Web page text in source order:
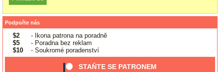
Podpořte nás
$2
- Ikona patrona na poradně
$5
- Poradna bez reklam
$10
- Soukromé poradenství
STAŇTE SE PATRONEM